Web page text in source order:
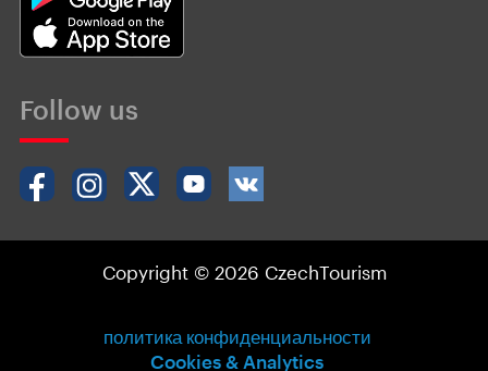
Follow us
Copyright © 2026 CzechTourism
политика конфиденциальности
Cookies & Analytics